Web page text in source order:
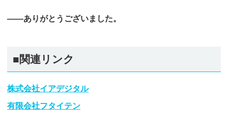
――ありがとうございました。
■関連リンク
株式会社イアデジタル
有限会社フタイテン